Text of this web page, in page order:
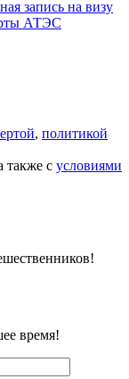
запись на визу
АТЭС
, политикой
также с условиями
время!